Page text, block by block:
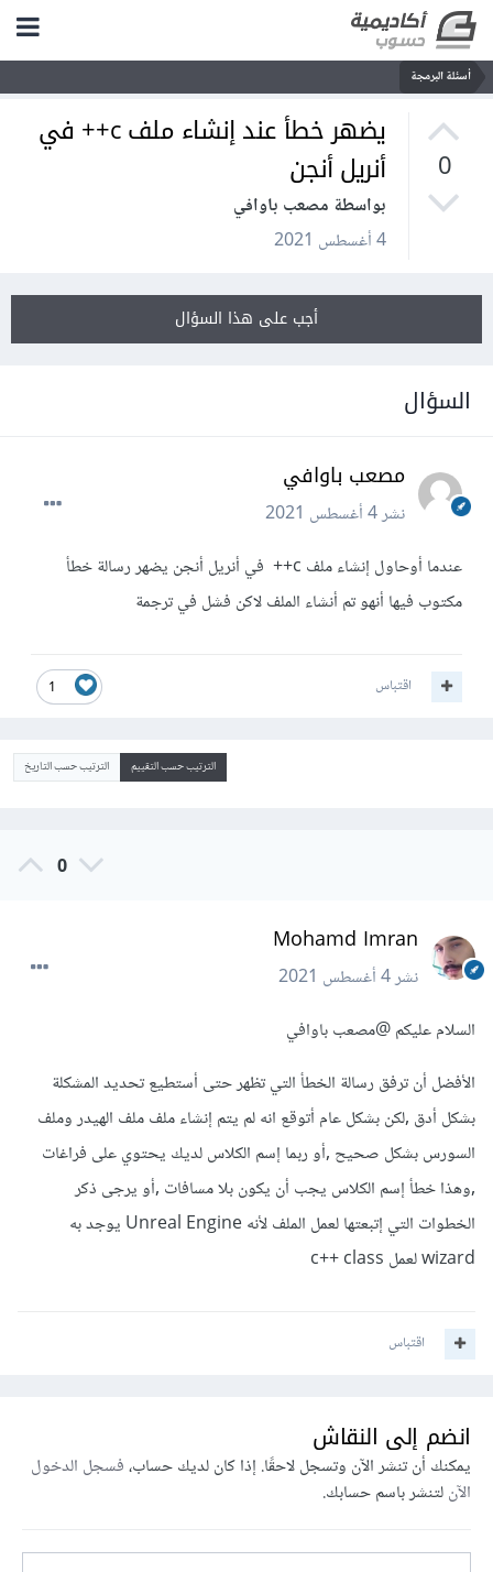
أسئلة البرمجة
0
يضهر خطأ عند إنشاء ملف c++ في
أنريل أنجن
بواسطة مصعب باوافي
4 أغسطس 2021
أجب على هذا السؤال
السؤال
مصعب باوافي
نشر4 أغسطس 2021
عندما أوحاول إنشاء ملف c++ في أنريل أنجن يضهر رسالة خطأ
مكتوب فيها أنهو تم أنشاء الملف لاكن فشل في ترجمة
1 اقتباس
الترتيب حسب التقييم الترتيب حسب التاريخ
0
Mohamd Imran
نشر4 أغسطس 2021
السلام عليكم@مصعب باوافي
الأفضل أن ترفق رسالة الخطأ التي تظهر حتى أستطيع تحديد المشكلة
بشكل أدق ,لكن بشكل عام أتوقع انه لم يتم إنشاء ملف ملف الهيدر وملف
السورس بشكل صحيح ,أو ربما إسم الكلاس لديك يحتوي على فراغات
,وهذا خطأ إسم الكلاس يجب أن يكون بلا مسافات ,أو يرجى ذكر
الخطوات التي إتبعتها لعمل الملف لأنه Unreal Engine يوجد به
wizard لعمل c++ class
اقتباس
انضم إلى النقاش
يمكنك أن تنشر الآن وتسجل لاحقًا. إذا كان لديك حساب،فسجل الدخول
الآنلتنشر باسم حسابك.